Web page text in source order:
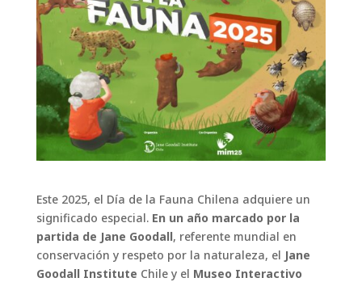
Este 2025, el Día de la Fauna Chilena adquiere un
significado especial. En un año marcado por la
partida de Jane Goodall, referente mundial en
conservación y respeto por la naturaleza, el Jane
Goodall Institute Chile y el Museo Interactivo